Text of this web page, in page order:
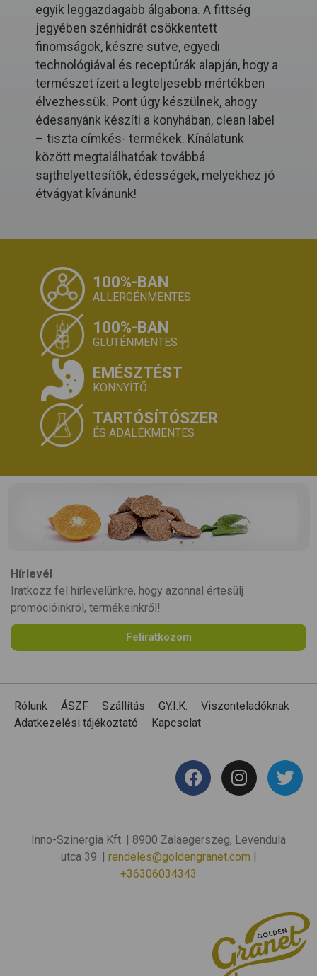
egyik leggazdagabb álgabona. A fittség
jegyében szénhidrát csökkentett
finomságok, készre sütve, egyedi
technológiával és receptúrák alapján, hogy a
természet ízeit a legteljesebb mértékben
élvezhessük. Pont úgy készülnek, ahogy
édesanyánk készíti a konyhában, clean label
– tiszta címkés- termékek. Kínálatunk
között megtalálhatóak továbbá
sajthelyettesítők, édességek, melyekhez jó
étvágyat kívánunk!
100%-BAN
ALLERGÉNMENTES
100%-BAN
GLUTÉNMENTES
EMÉSZTÉST
KÖNNYÍTŐ
TARTÓSÍTÓSZER
ÉS ADALÉKMENTES
Hírlevél
Iratkozz fel hírlevelünkre, hogy azonnal értesülj
promócióinkról, termékeinkről!
Feliratkozom
Rólunk ÁSZF Szállítás GY.I.K.
Viszonteladóknak
Adatkezelési tájékoztató
Kapcsolat
Inno-Szinergia Kft. | 8900 Zalaegerszeg, Levendula
utca 39. | rendeles@goldengranet.com |
+36306034343